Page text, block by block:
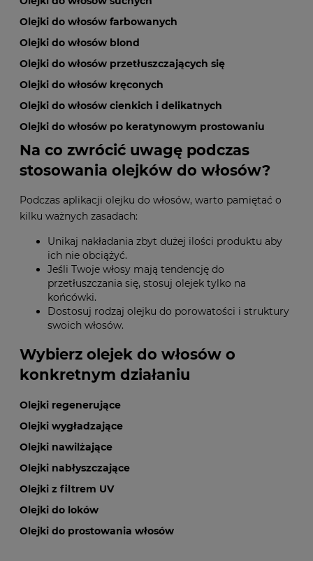
Olejki do włosów farbowanych
Olejki do włosów blond
Olejki do włosów przetłuszczających się
Olejki do włosów kręconych
Olejki do włosów cienkich i delikatnych
Olejki do włosów po keratynowym prostowaniu
Na co zwrócić uwagę podczas
stosowania olejków do włosów?
Podczas aplikacji olejku do włosów, warto pamiętać o
kilku ważnych zasadach:
Unikaj nakładania zbyt dużej ilości produktu aby
ich nie obciążyć.
Jeśli Twoje włosy mają tendencję do
przetłuszczania się, stosuj olejek tylko na
końcówki.
Dostosuj rodzaj olejku do porowatości i struktury
swoich włosów.
Wybierz olejek do włosów o
konkretnym działaniu
Olejki regenerujące
Olejki wygładzające
Olejki nawilżające
Olejki nabłyszczające
Olejki z filtrem UV
Olejki do loków
Olejki do prostowania włosów